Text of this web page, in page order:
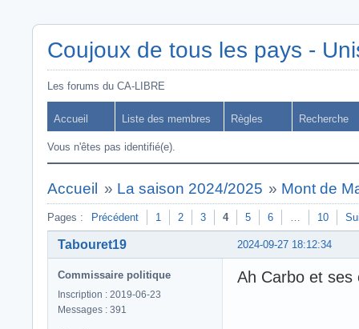
Coujoux de tous les pays -
Les forums du CA-LIBRE
Accueil Liste des membres Règles Recherche
Vous n'êtes pas identifié(e).
Accueil » La saison 2024/2025 » Mont de
Pages : Précédent 1 2 3 4 5 6 … 10
2024-09-27 18:12:34
Tabouret19
Commissaire politique
Inscription : 2019-06-23
Messages : 391
Ah Carbo et